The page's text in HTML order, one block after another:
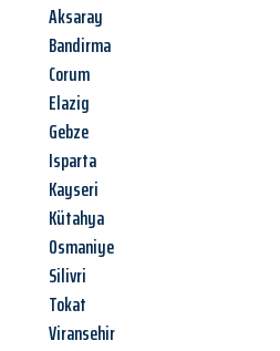
Aksaray
Bandirma
Corum
Elazig
Gebze
Isparta
Kayseri
Kütahya
Osmaniye
Silivri
Tokat
Viransehir